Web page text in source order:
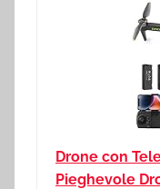
Drone con
Pieghevole